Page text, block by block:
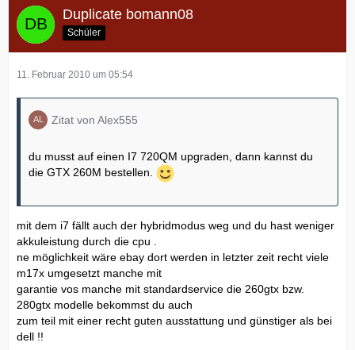
Duplicate bomann08
Schüler
11. Februar 2010 um 05:54
Zitat von Alex555
du musst auf einen I7 720QM upgraden, dann kannst du
die GTX 260M bestellen.
mit dem i7 fällt auch der hybridmodus weg und du hast weniger
akkuleistung durch die cpu .
ne möglichkeit wäre ebay dort werden in letzter zeit recht viele
m17x umgesetzt manche mit
garantie vos manche mit standardservice die 260gtx bzw.
280gtx modelle bekommst du auch
zum teil mit einer recht guten ausstattung und günstiger als bei
dell !!